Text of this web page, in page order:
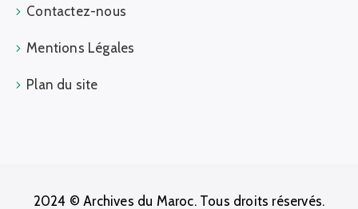
Contactez-nous
Mentions Légales
Plan du site
2024 © Archives du Maroc. Tous droits réservés.